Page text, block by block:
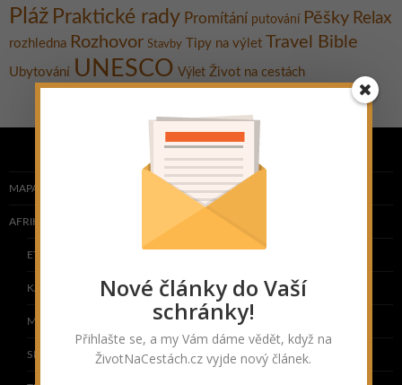
Pláž Praktické rady Promítání putování Pěšky Relax
rozhledna Rozhovor Stavby Tipy na výlet Travel Bible
Ubytování UNESCO Výlet Život na cestách
MAPA NAVŠTÍVENÝCH ZEMÍ
AFRIKA
ETIOPIE
KAPVERDY
MAROKO
SENEGAL
Nové články do Vaší
schránky!
Přihlašte se, a my Vám dáme vědět, když na
ŽivotNaCestách.cz vyjde nový článek.